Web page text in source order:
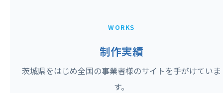
WORKS
制作実績
茨城県をはじめ全国の事業者様のサイトを手がけていま
す。